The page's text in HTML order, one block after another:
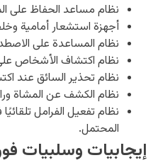
نظام مساعد الحفاظ على
أجهزة استشعار أمامية
نظام المساعدة على
نظام اكتشاف الأشخاص على
نظام تحذير السائق عند
نظام الكشف عن المشاة
نظام تفعيل الفرامل
المحتمل.
إيجابيات وسلبيات